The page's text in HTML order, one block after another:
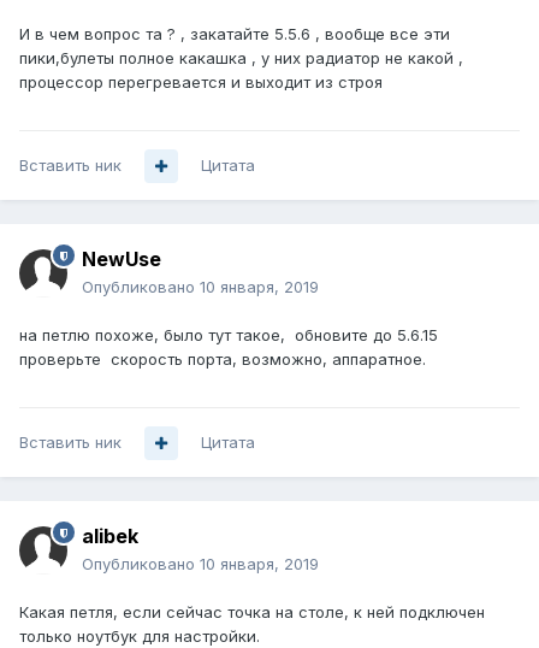
И в чем вопрос та ? , закатайте 5.5.6 , вообще все эти
пики,булеты полное какашка , у них радиатор не какой ,
процессор перегревается и выходит из строя
Вставить ник Цитата
NewUse
Опубликовано 10 января, 2019
на петлю похоже, было тут такое, обновите до 5.6.15
проверьте скорость порта, возможно, аппаратное.
Вставить ник Цитата
alibek
Опубликовано 10 января, 2019
Какая петля, если сейчас точка на столе, к ней подключен
только ноутбук для настройки.